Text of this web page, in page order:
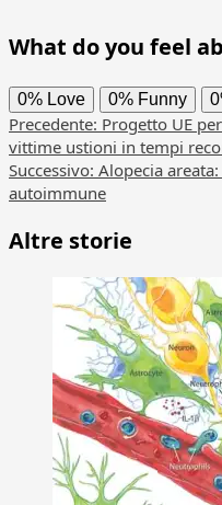
What do you feel
0% Love 0% Funny
Navigazione
articolo
Precedente: Progetto UE
vittime ustioni in tempi
Successivo: Alopecia
autoimmune
Altre storie